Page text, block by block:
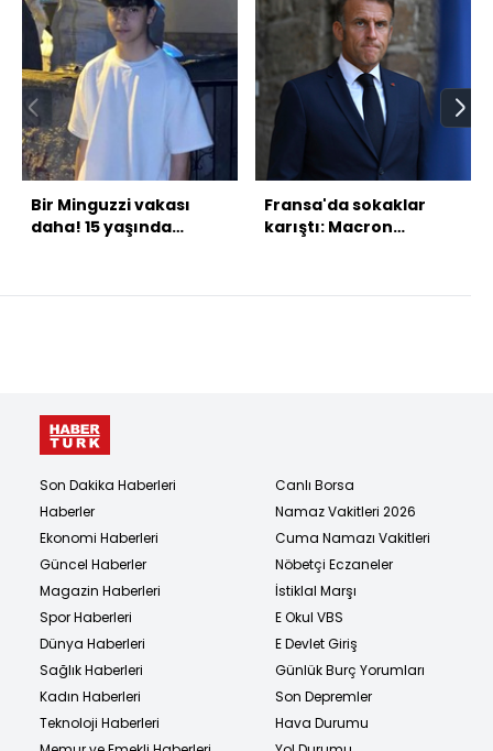
Bir Minguzzi vakası
daha! 15 yaşında
Fransa'da sokaklar
karıştı: Macron
Son Dakika Haberleri
Haberler
Ekonomi Haberleri
Güncel Haberler
Magazin Haberleri
Spor Haberleri
Dünya Haberleri
Sağlık Haberleri
Kadın Haberleri
Teknoloji Haberleri
Canlı Borsa
Namaz Vakitleri 2026
Cuma Namazı Vakitleri
Nöbetçi Eczaneler
İstiklal Marşı
E Okul VBS
E Devlet Giriş
Günlük Burç Yorumları
Son Depremler
Hava Durumu